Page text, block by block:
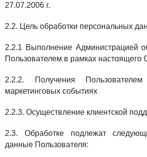
27.07.2006 г.
2.2. Цель обработки персональных
2.2.1 Выполнение Администрацией
Пользователем в рамках настоящего
2.2.2. Получения
маркетинговых событиях
2.2.3. Осуществление клиентской
2.3. Обработке подлежат
данные Пользователя: